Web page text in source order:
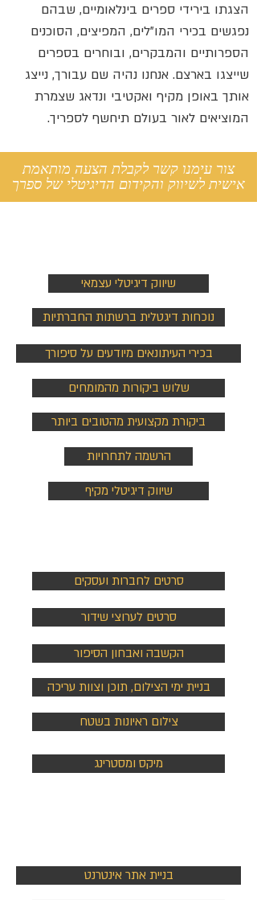
הצגתו בירידי ספרים בינלאומיים, שבהם
נפגשים בכירי המו"לים, המפיצים, הסוכנים
הספרותיים והמבקרים, ובוחרים בספרים
שייצגו בארצם. אנחנו נהיה שם עבורך, נייצג
אותך באופן מקיף ואקטיבי ונדאג שצמרת
המוציאים לאור בעולם תיחשף לספריך.
צור עימנו קשר לקבלת הצעה מותאמת
אישית לשיווק והקידום הדיגיטלי של ספרך
שיווק דיגיטלי עצמאי
נוכחות דיגטלית ברשתות החברתיות
בכירי העיתונאים מיודעים על סיפורך
שלוש ביקורות מהמומחים
ביקורת מקצועית מהטובים ביותר
הרשמה לתחרויות
שיווק דיגיטלי מקיף
סרטים לחברות ועסקים
סרטים לערוצי שידור
הקשבה ואבחון הסיפור
בניית ימי הצילום, תוכן וצוות עריכה
צילום ראיונות בשטח
מיקס ומסטרינג
בניית אתר אינטרנט